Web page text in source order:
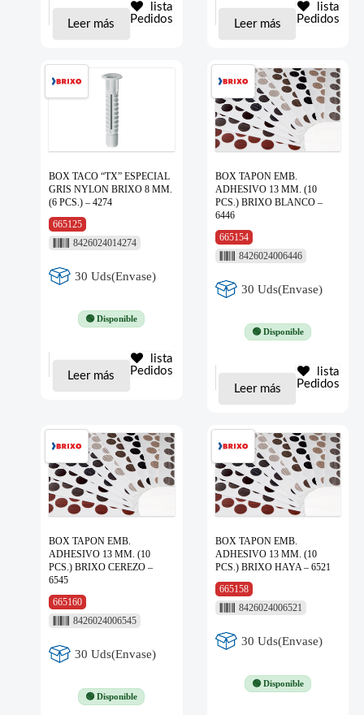
Leer más
lista
Pedidos
Leer más
lista
Pedidos
BOX TACO “TX” ESPECIAL
GRIS NYLON BRIXO 8 MM.
(6 PCS.) – 4274
665125
8426024014274
30 Uds(Envase)
🟢 Disponible
Leer más
lista
Pedidos
BOX TAPON EMB.
ADHESIVO 13 MM. (10
PCS.) BRIXO BLANCO –
6446
665154
8426024006446
30 Uds(Envase)
🟢 Disponible
Leer más
lista
Pedidos
BOX TAPON EMB.
ADHESIVO 13 MM. (10
PCS.) BRIXO CEREZO –
6545
665160
8426024006545
30 Uds(Envase)
🟢 Disponible
BOX TAPON EMB.
ADHESIVO 13 MM. (10
PCS.) BRIXO HAYA – 6521
665158
8426024006521
30 Uds(Envase)
🟢 Disponible